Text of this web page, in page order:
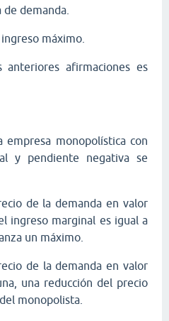
demanda.
máximo.
anteriores afirmaciones es
empresa monopolística con
y pendiente negativa se
de la demanda en valor
ingreso marginal es igual a
un máximo.
de la demanda en valor
una reducción del precio
monopolista.